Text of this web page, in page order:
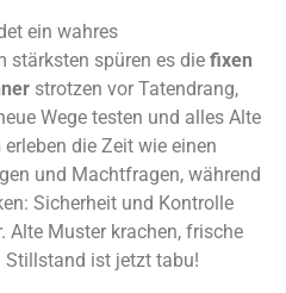
ein wahres
stärksten spüren es die fixen
strotzen vor Tatendrang,
Wege testen und alles Alte
erleben die Zeit wie einen
und Machtfragen, während
Sicherheit und Kontrolle
Muster krachen, frische
Stillstand ist jetzt tabu!